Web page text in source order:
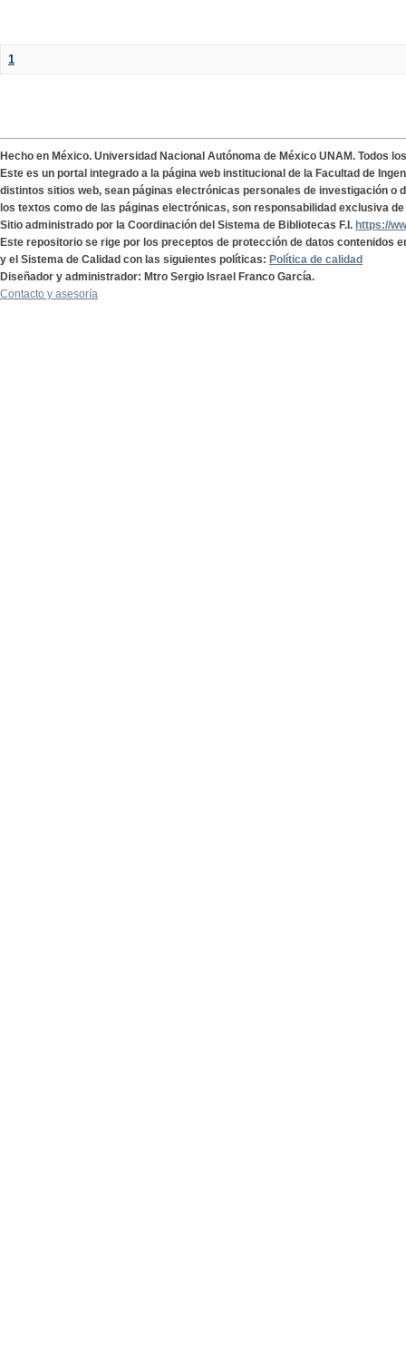
1
Hecho en México. Universidad Nacional Autónoma de México UNAM. Todos
Este es un portal integrado a la página web institucional de la Facultad de
distintos sitios web, sean páginas electrónicas personales de investigación o
los textos como de las páginas electrónicas, son responsabilidad exclusiva
Sitio administrado por la Coordinación del Sistema de Bibliotecas F.I. https://
Este repositorio se rige por los preceptos de protección de datos contenidos
y el Sistema de Calidad con las siguientes políticas: Política de calidad
Diseñador y administrador: Mtro Sergio Israel Franco García.
Contacto y asesoría